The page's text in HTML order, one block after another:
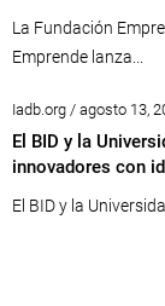
La Fundación
Emprende lanza...
Iadb.org / agosto 13,
El BID y la
innovadores con
El BID y la